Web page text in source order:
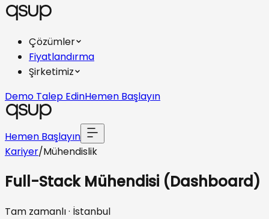
Çözümler
Fiyatlandırma
Şirketimiz
Demo Talep EdinHemen Başlayın
Hemen Başlayın
Kariyer/Mühendislik
Full-Stack Mühendisi (Dashboard)
Tam zamanlı· İstanbul